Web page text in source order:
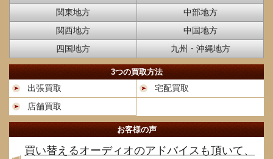
関東地方
中部地方
関西地方
中国地方
四国地方
九州・沖縄地方
3つの買取方法
出張買取
宅配買取
店舗買取
お客様の声
買い替えるオーディオのアドバイスも頂いて、